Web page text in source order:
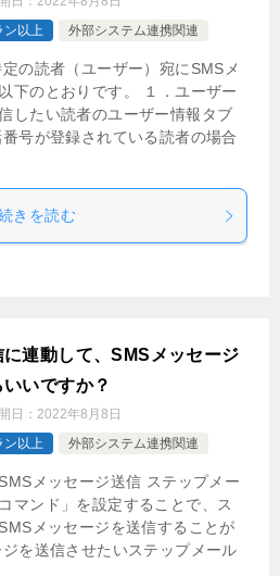
ン以上 外部システム連携関連
の読者（ユーザー）宛にSMSメ
下のとおりです。 １．ユーザー
したい読者のユーザー情報タブ
号が登録されている読者の場合
きを読む
連動して、SMSメッセージ
いですか？
日： 2022年8月8日
ン以上 外部システム連携関連
メッセージ送信 ステップメー
マンド」を設定することで、ス
メッセージを送信することが
を送信させたいステップメール